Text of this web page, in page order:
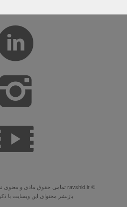
© ravshid.ir تمامی حقوق مادی و معنوی نزد نشر راوشید محفوظ است.
بازنشر محتوای این وبسایت با